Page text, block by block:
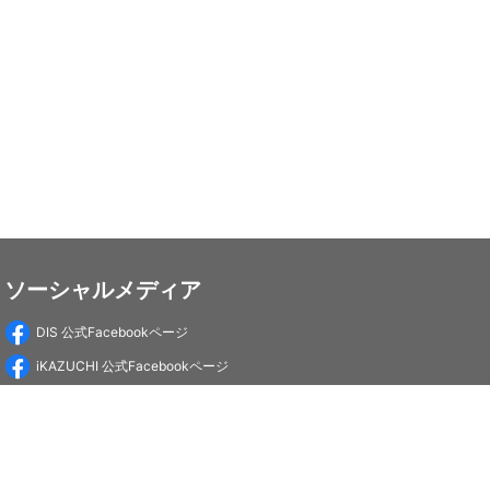
ソーシャルメディア
DIS 公式Facebookページ
iKAZUCHI 公式Facebookページ